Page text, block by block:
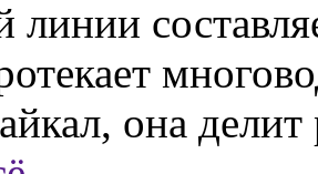
линии
она